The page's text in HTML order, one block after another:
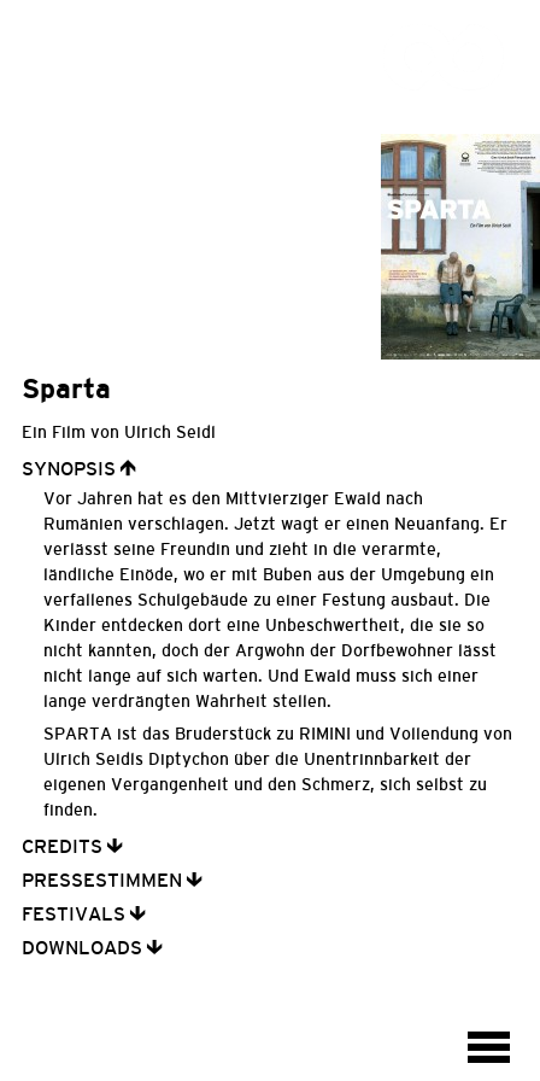
Sparta
Ein Film von Ulrich Seidl
SYNOPSIS
Vor Jahren hat es den Mittvierziger Ewald nach
Rumänienverschlagen. Jetzt wagt er einen Neuanfang. Er
verlässt seine Freundin und zieht in die verarmte,
ländliche Einöde, wo er mit Buben aus der Umgebung ein
verfallenes Schulgebäude zu einer Festung ausbaut. Die
Kinder entdecken dort eine Unbeschwertheit, die sie so
nicht kannten, doch der Argwohn der Dorfbewohner lässt
nicht lange auf sich warten. Und Ewald muss sich einer
lange verdrängten Wahrheit stellen.
SPARTA ist das Bruderstück zu RIMINI und Vollendung von
Ulrich Seidls Diptychon über die Unentrinnbarkeit der
eigenen Vergangenheit und den Schmerz, sich selbst zu
finden.
CREDITS
PRESSESTIMMEN
FESTIVALS
DOWNLOADS